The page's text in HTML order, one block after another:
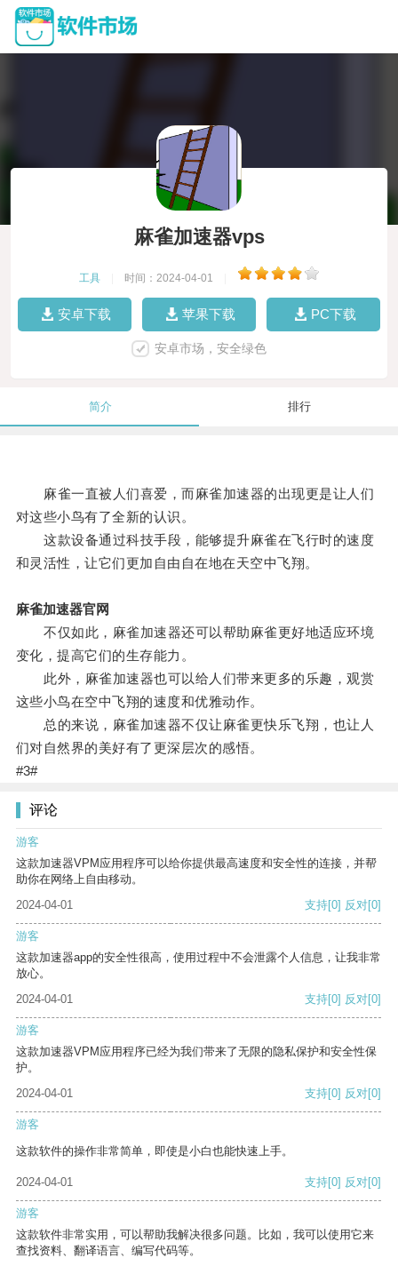
麻雀加速器vps
工具 时间：2024-04-01
安卓下载 苹果下载 PC下载
安卓市场，安全绿色
简介 排行
麻雀一直被人们喜爱，而麻雀加速器的出现更是让人们
对这些小鸟有了全新的认识。
这款设备通过科技手段，能够提升麻雀在飞行时的速度
和灵活性，让它们更加自由自在地在天空中飞翔。
麻雀加速器官网
不仅如此，麻雀加速器还可以帮助麻雀更好地适应环境
变化，提高它们的生存能力。
此外，麻雀加速器也可以给人们带来更多的乐趣，观赏
这些小鸟在空中飞翔的速度和优雅动作。
总的来说，麻雀加速器不仅让麻雀更快乐飞翔，也让人
们对自然界的美好有了更深层次的感悟。
#3#
评论
游客
这款加速器VPM应用程序可以给你提供最高速度和安全性的连接，并帮
助你在网络上自由移动。
2024-04-01
支持[0] 反对[0]
游客
这款加速器app的安全性很高，使用过程中不会泄露个人信息，让我非常
放心。
2024-04-01
支持[0] 反对[0]
游客
这款加速器VPM应用程序已经为我们带来了无限的隐私保护和安全性保
护。
2024-04-01
支持[0] 反对[0]
游客
这款软件的操作非常简单，即使是小白也能快速上手。
2024-04-01 支持[0] 反对[0]
游客
这款软件非常实用，可以帮助我解决很多问题。比如，我可以使用它来
查找资料、翻译语言、编写代码等。